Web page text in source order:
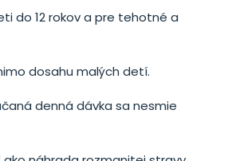
do 12 rokov a pre tehotné a
dosahu malých detí.
denná dávka sa nesmie